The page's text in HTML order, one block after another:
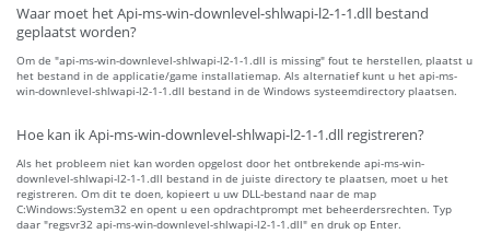
Waar moet het Api-ms-win-downlevel-shlwapi-l2-1-1.dll bestand
geplaatst worden?
Om de "api-ms-win-downlevel-shlwapi-l2-1-1.dll is missing" fout te herstellen, plaatst u
het bestand in de applicatie/game installatiemap. Als alternatief kunt u het api-ms-
win-downlevel-shlwapi-l2-1-1.dll bestand in de Windows systeemdirectory plaatsen.
Hoe kan ik Api-ms-win-downlevel-shlwapi-l2-1-1.dll registreren?
Als het probleem niet kan worden opgelost door het ontbrekende api-ms-win-
downlevel-shlwapi-l2-1-1.dll bestand in de juiste directory te plaatsen, moet u het
registreren. Om dit te doen, kopieert u uw DLL-bestand naar de map
C:Windows:System32 en opent u een opdrachtprompt met beheerdersrechten. Typ
daar "regsvr32 api-ms-win-downlevel-shlwapi-l2-1-1.dll" en druk op Enter.